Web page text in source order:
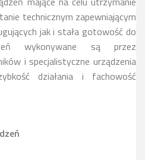
technicznym zapewniającym
jak i stała gotowość do
wykonywane są przez
i specjalistyczne urządzenia
działania i fachowość